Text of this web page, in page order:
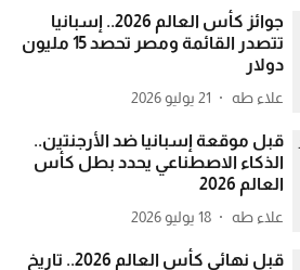
جوائز كأس العالم 2026.. إسبانيا
تتصدر القائمة ومصر تحصد 15 مليون
دولار
علاء طه 21 يوليو 2026
قبل موقعة إسبانيا ضد الأرجنتين..
الذكاء الاصطناعي يحدد بطل كأس
العالم 2026
علاء طه 18 يوليو 2026
قبل نهائي كأس العالم 2026.. تاريخ